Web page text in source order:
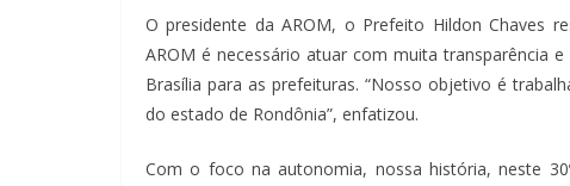
O presidente da AROM, o Prefeito Hildon Chaves
AROM é necessário atuar com muita transparência
Brasília para as prefeituras. “Nosso objetivo é
do estado de Rondônia”, enfatizou.
Com o foco na autonomia, nossa história, neste